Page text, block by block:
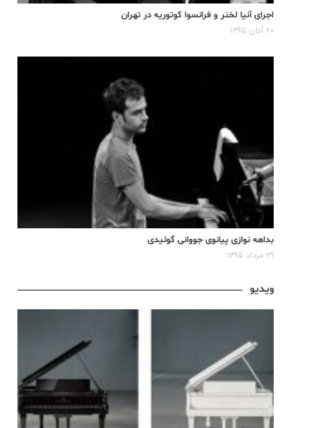
اجرای آنیا لخنر و فرانسوا کوتوریه در تهران
۲۰ آبان ۱۳۹۵
بداهه نوازی پیانوی جووانی گوئیدی
۲۹ مرداد ۱۳۹۵
ویدیو